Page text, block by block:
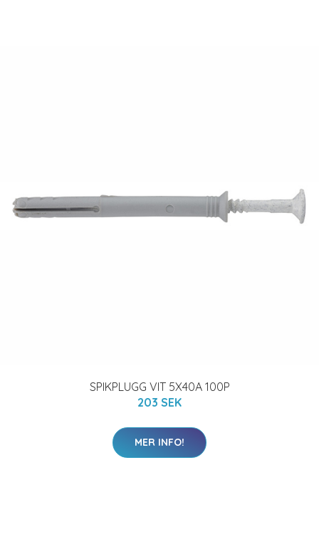
SPIKPLUGG VIT 5X40A 100P
203 SEK
MER INFO!